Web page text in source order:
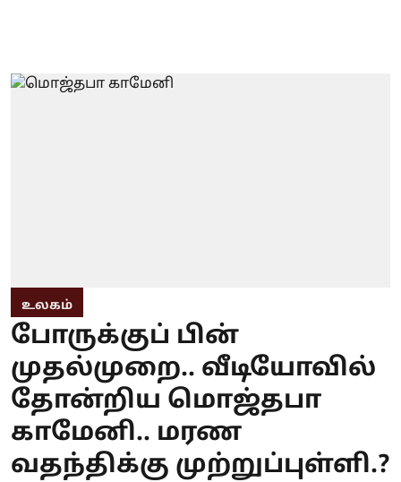
உலகம்
போருக்குப் பின்
முதல்முறை.. வீடியோவில்
தோன்றிய மொஜ்தபா
காமேனி.. மரண
வதந்திக்கு முற்றுப்புள்ளி.?